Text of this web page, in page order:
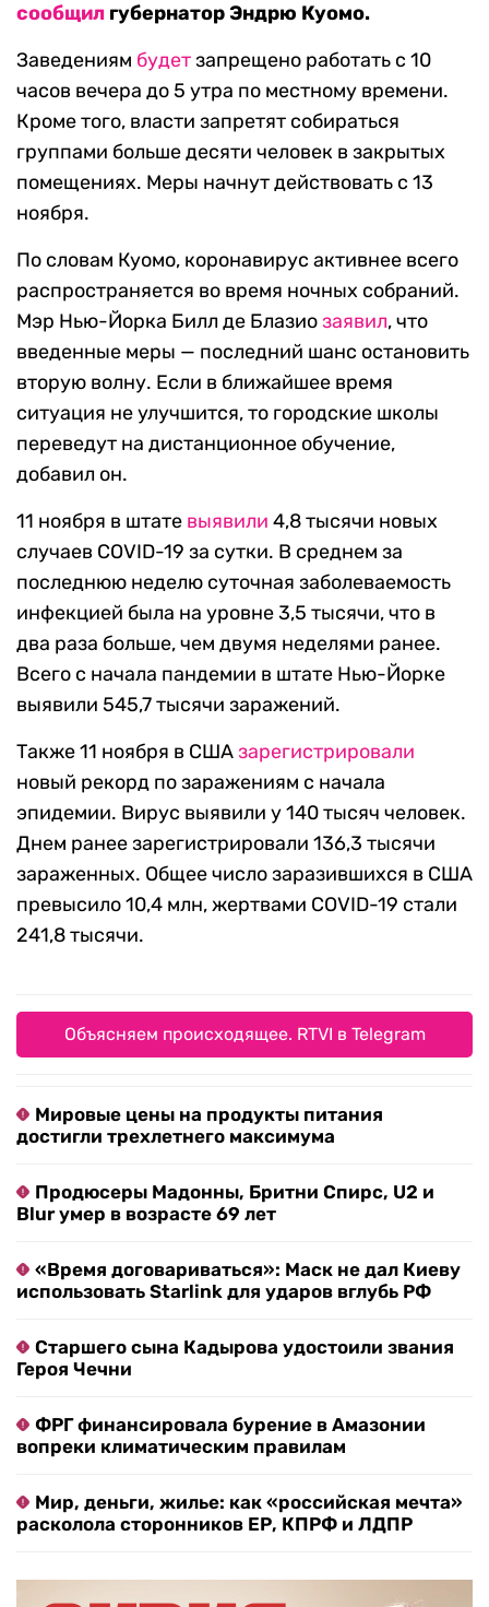
сообщил губернатор Эндрю Куомо.
Заведениям будетзапрещено работать с 10
часов вечера до 5 утра по местному времени.
Кроме того, власти запретят собираться
группами больше десяти человек в закрытых
помещениях. Меры начнут действовать с 13
ноября.
По словам Куомо, коронавирус активнее всего
распространяется во время ночных собраний.
Мэр Нью-Йорка Билл де Блазиозаявил, что
введенные меры — последний шанс остановить
вторую волну. Если в ближайшее время
ситуация не улучшится, то городские школы
переведут на дистанционное обучение,
добавил он.
11 ноября в штате выявили 4,8 тысячи новых
случаев COVID-19 за сутки. В среднем за
последнюю неделю суточная заболеваемость
инфекцией была на уровне 3,5 тысячи, что в
два раза больше, чем двумя неделями ранее.
Всего с начала пандемии в штате Нью-Йорке
выявили 545,7 тысячи заражений.
Также 11 ноября в СШАзарегистрировали
новый рекорд по заражениям с начала
эпидемии. Вирус выявили у 140 тысяч человек.
Днем ранее зарегистрировали 136,3 тысячи
зараженных. Общее число заразившихся в США
превысило 10,4 млн, жертвами COVID-19 стали
241,8 тысячи.
Объясняем происходящее. RTVI в Telegram
Мировые цены на продукты питания
достигли трехлетнего максимума
Продюсеры Мадонны, Бритни Спирс, U2 и
Blur умер в возрасте 69 лет
«Время договариваться»: Маск не дал Киеву
использовать Starlink для ударов вглубь РФ
Старшего сына Кадырова удостоили звания
Героя Чечни
ФРГ финансировала бурение в Амазонии
вопреки климатическим правилам
Мир, деньги, жилье: как «российская мечта»
расколола сторонников ЕР, КПРФ и ЛДПР